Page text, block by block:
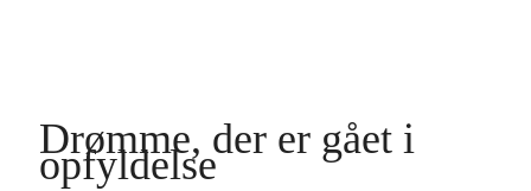
Drømme, der er gået i
opfyldelse